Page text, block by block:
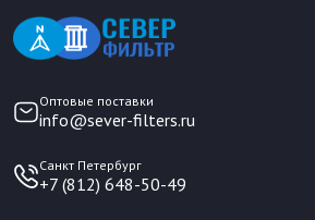
Оптовые поставки
info@sever-filters.ru
Санкт Петербург
+7 (812) 648-50-49